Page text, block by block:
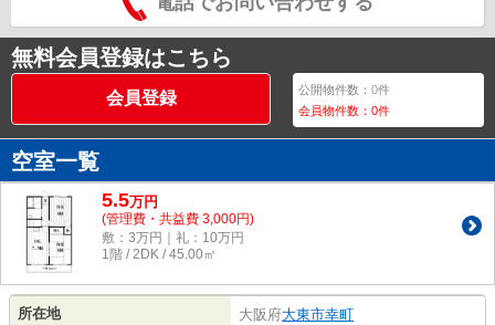
無料会員登録はこちら
会員登録 公開物件数：0件
会員物件数：0件
空室一覧
5.5万円
(管理費・共益費 3,000円)
敷：3万円｜礼：10万円
1階 / 2DK / 45.00㎡
所在地 大阪府大東市幸町